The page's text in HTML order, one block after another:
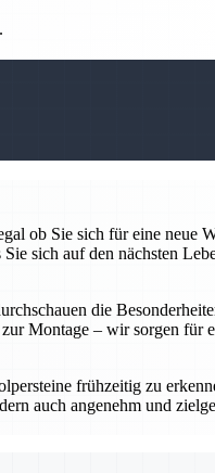
ob Sie sich für eine neue
sich auf den nächsten
die
Montage – wir sorgen für
frühzeitig zu
auch angenehm und